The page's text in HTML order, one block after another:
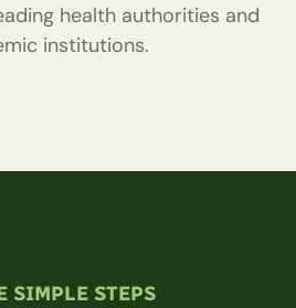
health authorities and
institutions.
SIMPLE STEPS